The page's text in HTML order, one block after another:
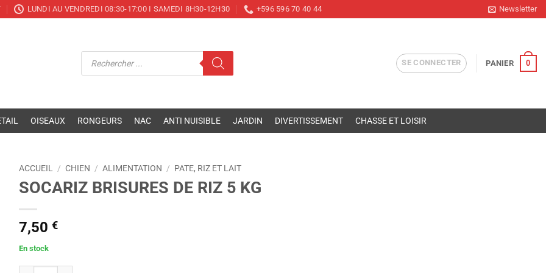
LUNDI AU VENDREDI 08:30-17:00 I SAMEDI 8H30-12H30 +596 596 70 40 44 Newsletter
Recherche
SE CONNECTER PANIER 0
OISEAUX RONGEURS NAC ANTI NUISIBLE JARDIN DIVERTISSEMENT CHASSE ET LOISIR
ACCUEIL / CHIEN / ALIMENTATION / PATE, RIZ ET LAIT
SOCARIZ BRISURES DE RIZ 5 KG
7,50 €
En stock